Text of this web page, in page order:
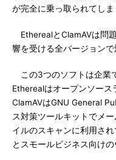
が完全に乗っ取られてしま
EtherealとClamAVは問
響を受ける全バージョンで
この3つのソフトは企業
Etherealはオープンソース
ClamAVはGNU General
ス対策ツールキットでメ
イルのスキャンに利用さ
とスモールビジネス向け